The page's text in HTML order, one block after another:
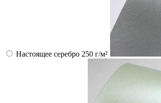
Настоящее серебро 250 г/м²